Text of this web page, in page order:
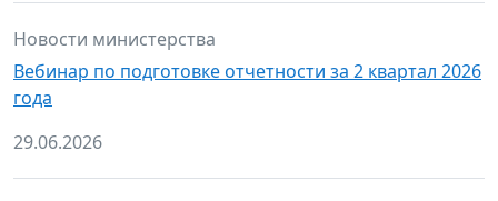
Новости министерства
Вебинар по подготовке отчетности за 2 квартал 2026
года
29.06.2026